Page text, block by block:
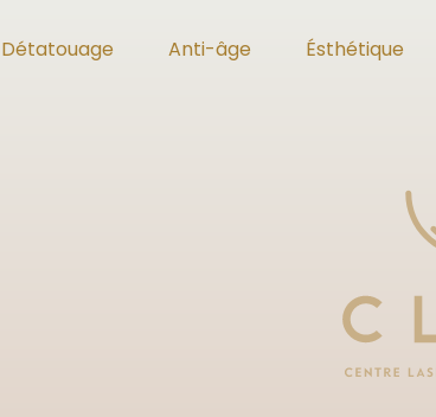
Détatouage Anti-âge Ésthétique